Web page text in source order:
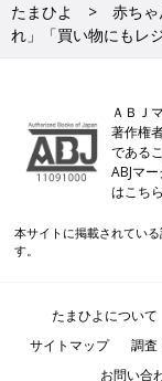
たまひよ 赤ち
れ」「買い物にもレ
ＡＢＪ
著作権
である
ABJマ
はこ
本サイトに掲載されてい
す。
たまひよについて
サイトマップ
調査
お問い合